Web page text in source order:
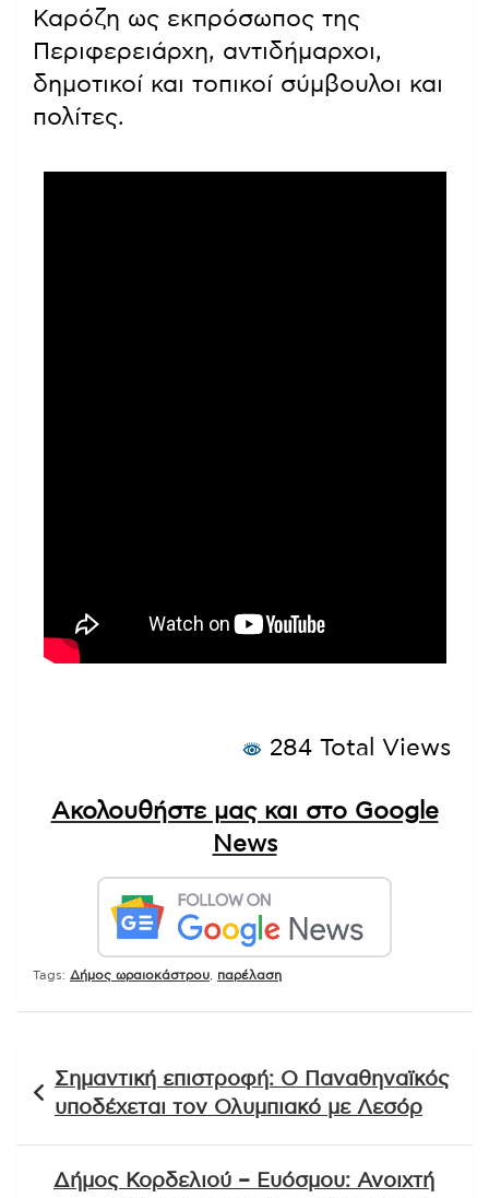
Καρόζη ως εκπρόσωπος της
Περιφερειάρχη, αντιδήμαρχοι,
δημοτικοί και τοπικοί σύμβουλοι και
πολίτες.
284 Total Views
Ακολουθήστε μας και στο Google
News
Tags: Δήμος ωραιοκάστρου παρέλαση
άρθρων
Σημαντική επιστροφή: Ο Παναθηναϊκός
υποδέχεται τον Ολυμπιακό με Λεσόρ
Δήμος Κορδελιού – Ευόσμου: Ανοιχτή